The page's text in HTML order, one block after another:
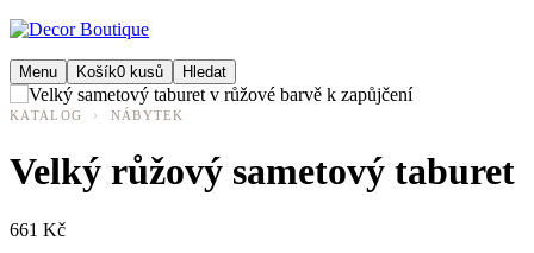
Menu Košík0 kusů Hledat
KATALOG › NÁBYTEK
Velký růžový sametový taburet
661 Kč